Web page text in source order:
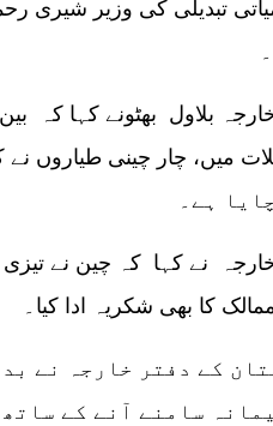
کا بھی شکریہ ادا کیا۔
کے دفتر خارجہ نے
سامنے آنے کے